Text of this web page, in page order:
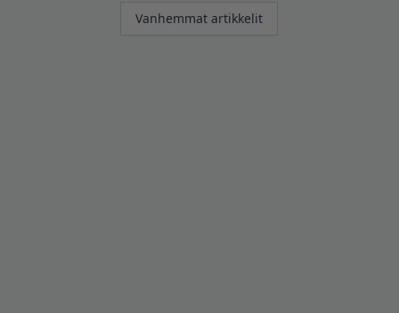
Artikkelien
Vanhemmat artikkelit